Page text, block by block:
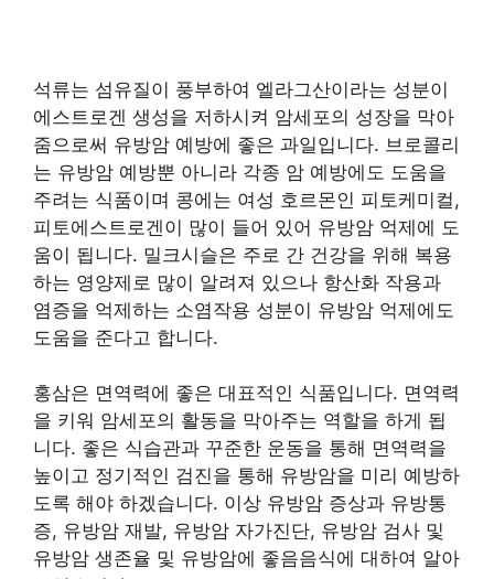
석류는 섬유질이 풍부하여 엘라그산이라는 성분이
에스트로겐 생성을 저하시켜 암세포의 성장을 막아
줌으로써 유방암 예방에 좋은 과일입니다. 브로콜리
는 유방암 예방뿐 아니라 각종 암 예방에도 도움을
주려는 식품이며 콩에는 여성 호르몬인 피토케미컬,
피토에스트로겐이 많이 들어 있어 유방암 억제에 도
움이 됩니다. 밀크시슬은 주로 간 건강을 위해 복용
하는 영양제로 많이 알려져 있으나 항산화 작용과
염증을 억제하는 소염작용 성분이 유방암 억제에도
도움을 준다고 합니다.
홍삼은 면역력에 좋은 대표적인 식품입니다. 면역력
을 키워 암세포의 활동을 막아주는 역할을 하게 됩
니다. 좋은 식습관과 꾸준한 운동을 통해 면역력을
높이고 정기적인 검진을 통해 유방암을 미리 예방하
도록 해야 하겠습니다. 이상 유방암 증상과 유방통
증, 유방암 재발, 유방암 자가진단, 유방암 검사 및
유방암 생존율 및 유방암에 좋음음식에 대하여 알아